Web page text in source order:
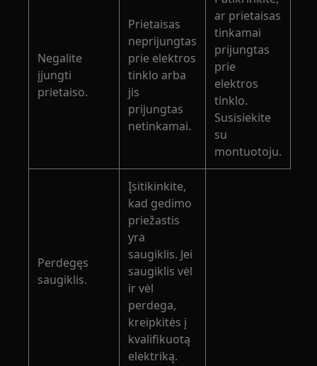
Negalite
įjungti
prietaiso.
Prietaisas
neprijungtas
prie elektros
tinklo arba
jis
prijungtas
netinkamai.
ar prietaisas
tinkamai
prijungtas
prie
elektros
tinklo.
Susisiekite
su
montuotoju.
Perdegęs
saugiklis.
Įsitikinkite,
kad gedimo
priežastis
yra
saugiklis. Jei
saugiklis vėl
ir vėl
perdega,
kreipkitės į
kvalifikuotą
elektriką.